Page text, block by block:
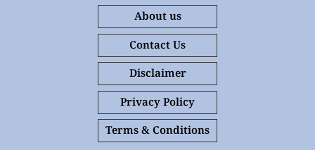
About us
Contact Us
Disclaimer
Privacy Policy
Terms & Conditions